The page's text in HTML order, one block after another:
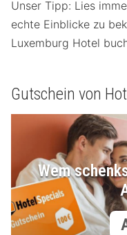
Unser Tipp: Lies
echte Einblicke zu
Luxemburg Hotel
Gutschein von
Wem